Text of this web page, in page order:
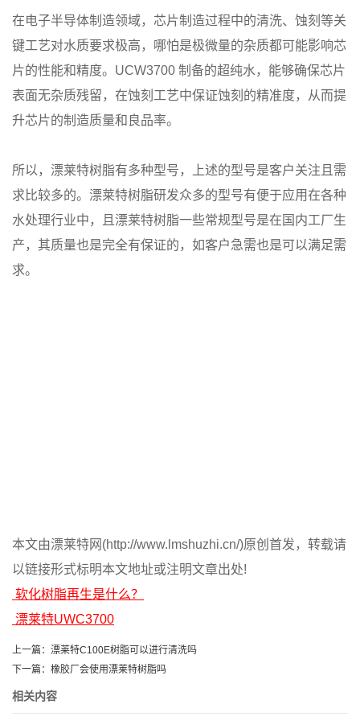
在电子半导体制造领域，芯片制造过程中的清洗、蚀刻等关
键工艺对水质要求极高，哪怕是极微量的杂质都可能影响芯
片的性能和精度。UCW3700 制备的超纯水，能够确保芯片
表面无杂质残留，在蚀刻工艺中保证蚀刻的精准度，从而提
升芯片的制造质量和良品率。
所以，漂莱特树脂有多种型号，上述的型号是客户关注且需
求比较多的。漂莱特树脂研发众多的型号有便于应用在各种
水处理行业中，且漂莱特树脂一些常规型号是在国内工厂生
产，其质量也是完全有保证的，如客户急需也是可以满足需
求。
本文由漂莱特网(http://www.lmshuzhi.cn/)原创首发，转载请
以链接形式标明本文地址或注明文章出处!
软化树脂再生是什么？
漂莱特UWC3700
上一篇： 漂莱特C100E树脂可以进行清洗吗
下一篇： 橡胶厂会使用漂莱特树脂吗
相关内容